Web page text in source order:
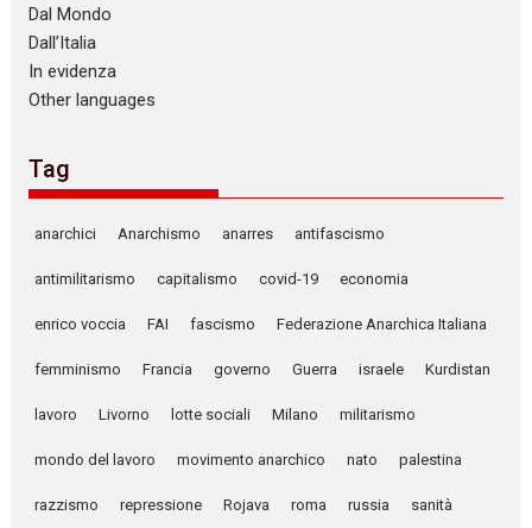
Dal Mondo
Dall’Italia
In evidenza
Other languages
Tag
anarchici Anarchismo anarres antifascismo
antimilitarismo capitalismo covid-19 economia
enrico voccia FAI fascismo Federazione Anarchica Italiana
femminismo Francia governo Guerra israele Kurdistan
lavoro Livorno lotte sociali Milano militarismo
mondo del lavoro movimento anarchico nato palestina
razzismo repressione Rojava roma russia sanità